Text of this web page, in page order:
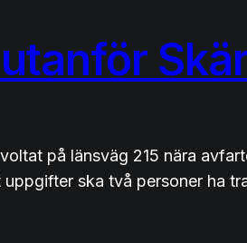
på länsväg 215 nära
ska två personer ha